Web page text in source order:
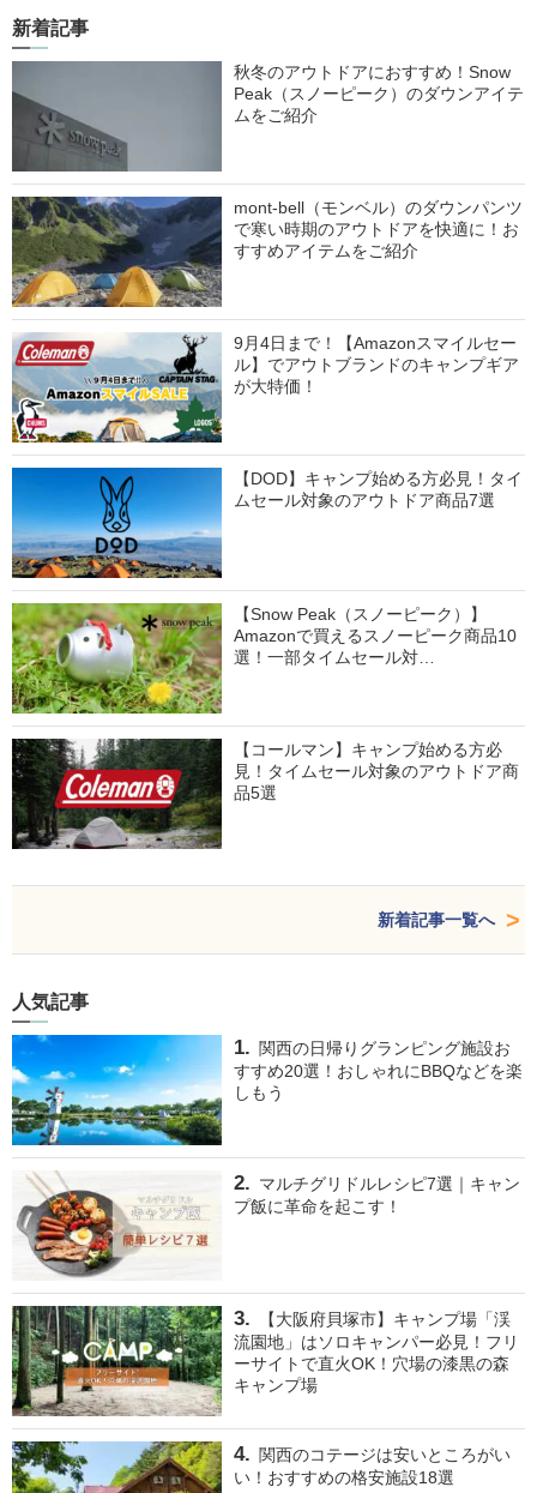
新着記事
秋冬のアウトドアにおすすめ！Snow
Peak（スノーピーク）のダウンアイテ
ムをご紹介
mont-bell（モンベル）のダウンパンツ
で寒い時期のアウトドアを快適に！お
すすめアイテムをご紹介
9月4日まで！【Amazonスマイルセー
ル】でアウトブランドのキャンプギア
が大特価！
【DOD】キャンプ始める方必見！タイ
ムセール対象のアウトドア商品7選
【Snow Peak（スノーピーク）】
Amazonで買えるスノーピーク商品10
選！一部タイムセール対…
【コールマン】キャンプ始める方必
見！タイムセール対象のアウトドア商
品5選
新着記事一覧へ
人気記事
関西の日帰りグランピング施設お
すすめ20選！おしゃれにBBQなどを楽
しもう
マルチグリドルレシピ7選｜キャン
プ飯に革命を起こす！
【大阪府貝塚市】キャンプ場「渓
流園地」はソロキャンパー必見！フリ
ーサイトで直火OK！穴場の漆黒の森
キャンプ場
関西のコテージは安いところがい
い！おすすめの格安施設18選